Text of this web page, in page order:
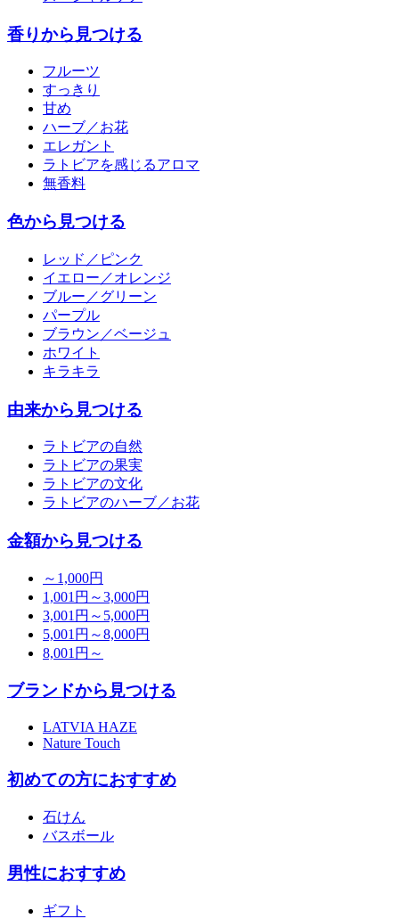
香りから見つける
フルーツ
すっきり
甘め
ハーブ／お花
エレガント
ラトビアを感じるアロマ
無香料
色から見つける
レッド／ピンク
イエロー／オレンジ
ブルー／グリーン
パープル
ブラウン／ベージュ
ホワイト
キラキラ
由来から見つける
ラトビアの自然
ラトビアの果実
ラトビアの文化
ラトビアのハーブ／お花
金額から見つける
～1,000円
1,001円～3,000円
3,001円～5,000円
5,001円～8,000円
8,001円～
ブランドから見つける
LATVIA HAZE
Nature Touch
初めての方におすすめ
石けん
バスボール
男性におすすめ
ギフト